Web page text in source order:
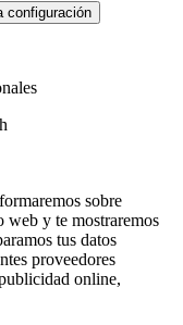
configuración
sobre
web y te mostraremos
tus datos
proveedores
online,